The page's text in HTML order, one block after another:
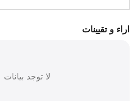
اراء و تقيينات
لا توجد بيانات